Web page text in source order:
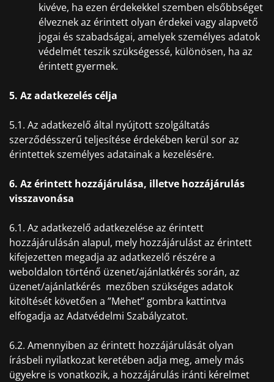
kivéve, ha ezen érdekekkel szemben elsőbbséget
élveznek az érintett olyan érdekei vagy alapvető
jogai és szabadságai, amelyek személyes adatok
védelmét teszik szükségessé, különösen, ha az
érintett gyermek.
5. Az adatkezelés célja
5.1. Az adatkezelő által nyújtott szolgáltatás
szerződésszerű teljesítése érdekében kerül sor az
érintettek személyes adatainak a kezelésére.
6. Az érintett hozzájárulása, illetve hozzájárulás
visszavonása
6.1. Az adatkezelő adatkezelése az érintett
hozzájárulásán alapul, mely hozzájárulást az érintett
kifejezetten megadja az adatkezelő részére a
weboldalon történő üzenet/ajánlatkérés során, az
üzenet/ajánlatkérés mezőben szükséges adatok
kitöltését követően a ”Mehet” gombra kattintva
elfogadja az Adatvédelmi Szabályzatot.
6.2. Amennyiben az érintett hozzájárulását olyan
írásbeli nyilatkozat keretében adja meg, amely más
ügyekre is vonatkozik, a hozzájárulás iránti kérelmet